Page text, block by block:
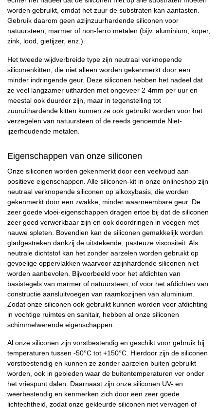
worden gebruikt, omdat het zuur de substraten kan aantasten.
Gebruik daarom geen azijnzuurhardende siliconen voor
natuursteen, marmer of non-ferro metalen (bijv. aluminium, koper,
zink, lood, gietijzer, enz.).
Het tweede wijdverbreide type zijn neutraal verknopende
siliconenkitten, die niet alleen worden gekenmerkt door een
minder indringende geur. Deze siliconen hebben het nadeel dat
ze veel langzamer uitharden met ongeveer 2-4mm per uur en
meestal ook duurder zijn, maar in tegenstelling tot
zuuruithardende kitten kunnen ze ook gebruikt worden voor het
verzegelen van natuursteen of de reeds genoemde Niet-
ijzerhoudende metalen.
Eigenschappen van onze siliconen
Onze siliconen worden gekenmerkt door een veelvoud aan
positieve eigenschappen. Alle siliconen-kit in onze onlineshop zijn
neutraal verknopende siliconen op alkoxybasis, die worden
gekenmerkt door een zwakke, minder waarneembare geur. De
zeer goede vloei-eigenschappen dragen ertoe bij dat de siliconen
zeer goed verwerkbaar zijn en ook doordringen in voegen met
nauwe spleten. Bovendien kan de siliconen gemakkelijk worden
gladgestreken dankzij de uitstekende, pasteuze viscositeit. Als
neutrale dichtstof kan het zonder aarzelen worden gebruikt op
gevoelige oppervlakken waarvoor azijnhardende siliconen niet
worden aanbevolen. Bijvoorbeeld voor het afdichten van
basistegels van marmer of natuursteen, of voor het afdichten van
constructie aansluitvoegen van raamkozijnen van aluminium.
Zodat onze siliconen ook gebruikt kunnen worden voor afdichting
in vochtige ruimtes en sanitair, hebben al onze siliconen
schimmelwerende eigenschappen.
Al onze siliconen zijn vorstbestendig en geschikt voor gebruik bij
temperaturen tussen -50°C tot +150°C. Hierdoor zijn de siliconen
vorstbestendig en kunnen ze zonder aarzelen buiten gebruikt
worden, ook in gebieden waar de buitentemperaturen ver onder
het vriespunt dalen. Daarnaast zijn onze siliconen UV- en
weerbestendig en kenmerken zich door een zeer goede
lichtechtheid, zodat onze gekleurde siliconen niet vervagen of